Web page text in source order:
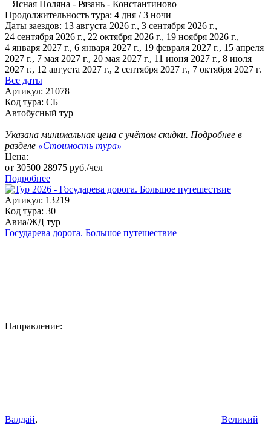
– Ясная Поляна - Рязань - Константиново
Продолжительность тура: 4 дня / 3 ночи
Даты заездов: 13 августа 2026 г., 3 сентября 2026 г.,
24 сентября 2026 г., 22 октября 2026 г., 19 ноября 2026 г.,
4 января 2027 г., 6 января 2027 г., 19 февраля 2027 г., 15 апреля
2027 г., 7 мая 2027 г., 20 мая 2027 г., 11 июня 2027 г., 8 июля
2027 г., 12 августа 2027 г., 2 сентября 2027 г., 7 октября 2027 г.
Все даты
Артикул: 21078
Код тура: СБ
Автобусный тур
Указана минимальная цена с учётом скидки. Подробнее в
разделе «Стоимость тура»
Цена:
от 30500 28975 руб./чел
Подробнее
Артикул: 13219
Код тура: 30
Авиа/ЖД тур
Государева дорога. Большое путешествие
Направление:
Валдай, Великий